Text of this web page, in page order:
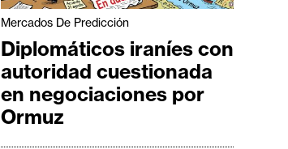
Mercados De Predicción
Diplomáticos iraníes con
autoridad cuestionada
en negociaciones por
Ormuz